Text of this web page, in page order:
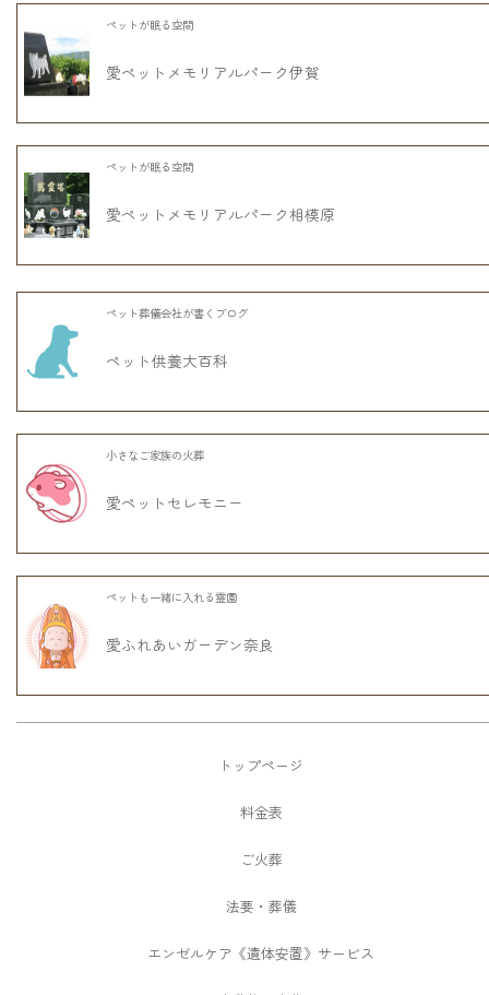
ペットが眠る空間
愛ペットメモリアルパーク伊賀
ペットが眠る空間
愛ペットメモリアルパーク相模原
ペット葬儀会社が書くブログ
ペット供養大百科
小さなご家族の火葬
愛ペットセレモニー
ペットも一緒に入れる霊園
愛ふれあいガーデン奈良
トップページ
料金表
ご火葬
法要・葬儀
エンゼルケア《遺体安置》サービス